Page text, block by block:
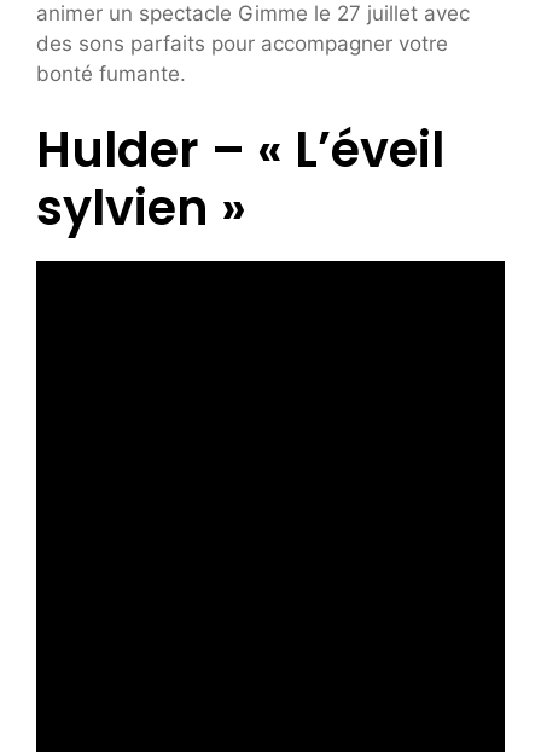
animer un spectacle Gimme le 27 juillet avec
des sons parfaits pour accompagner votre
bonté fumante.
Hulder – « L’éveil
sylvien »